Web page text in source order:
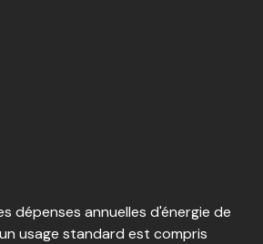
dépenses annuelles d'énergie de
usage standard est compris